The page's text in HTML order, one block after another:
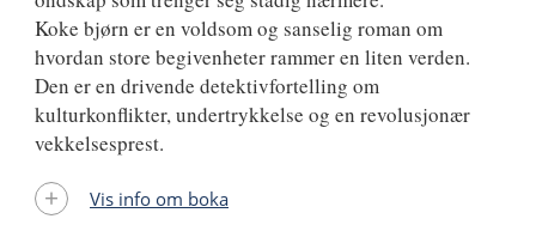
Koke bjørn er en voldsom og sanselig roman om
hvordan store begivenheter rammer en liten verden.
Den er en drivende detektivfortelling om
kulturkonflikter, undertrykkelse og en revolusjonær
vekkelsesprest.
Vis info om boka